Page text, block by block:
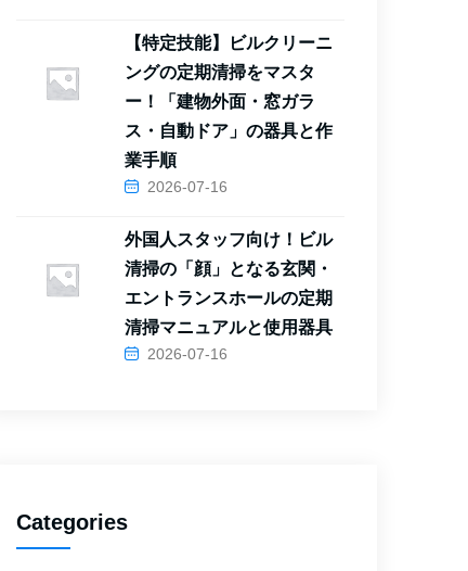
【特定技能】ビルクリーニ
ングの定期清掃をマスタ
ー！「建物外面・窓ガラ
ス・自動ドア」の器具と作
業手順
2026-07-16
外国人スタッフ向け！ビル
清掃の「顔」となる玄関・
エントランスホールの定期
清掃マニュアルと使用器具
2026-07-16
Categories